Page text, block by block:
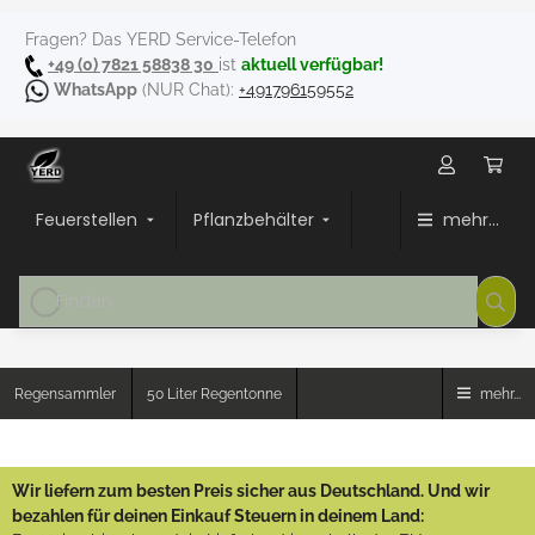
Fragen? Das YERD Service-Telefon
+49 (0) 7821 58838 30 ist aktuell verfügbar!
WhatsApp (NUR Chat): +491796159552
Feuerstellen Pflanzbehälter mehr...
Regensammler 50 Liter Regentonne mehr...
Wir liefern zum besten Preis sicher aus Deutschland. Und wir
bezahlen für deinen Einkauf Steuern in deinem Land: